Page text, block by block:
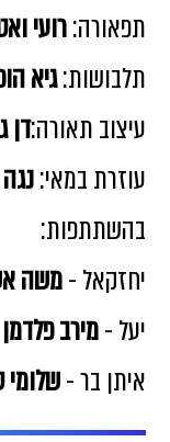
תפאורה:רועי
תלבושות:גיא
עיצוב תאורה:דן
עוזרת במאי:
בהשתתפות:
יחזקאל -משה
יעל -מירב פלדמן
איתן בר -שלומי